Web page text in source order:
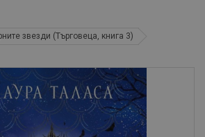
звезди (Търговеца, книга 3)